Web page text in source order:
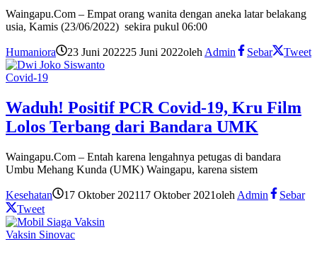
Waingapu.Com – Empat orang wanita dengan aneka latar belakang
usia, Kamis (23/06/2022) sekira pukul 06:00
Humaniora 23 Juni 202225 Juni 2022oleh Admin Sebar Tweet
Covid-19
Waduh! Positif PCR Covid-19, Kru Film
Lolos Terbang dari Bandara UMK
Waingapu.Com – Entah karena lengahnya petugas di bandara
Umbu Mehang Kunda (UMK) Waingapu, karena sistem
Kesehatan 17 Oktober 202117 Oktober 2021oleh Admin
Sebar
Tweet
Vaksin Sinovac